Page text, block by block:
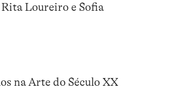
Loureiro e Sofia
na Arte do Século XX